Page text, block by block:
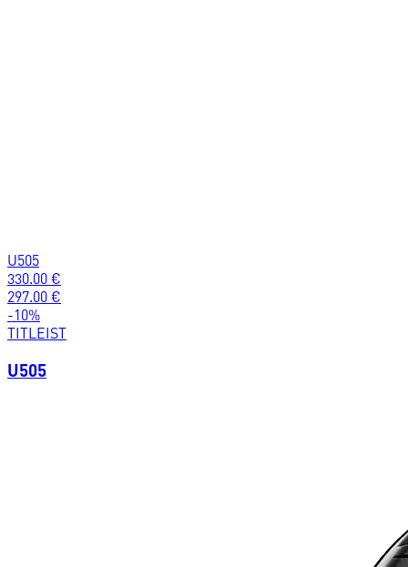
U505
330.00 €
297.00 €
-10%
TITLEIST
U505